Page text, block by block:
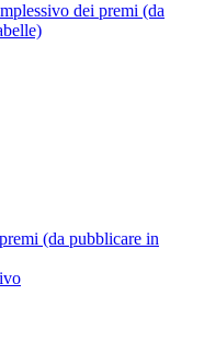
dei premi (da
(da pubblicare in